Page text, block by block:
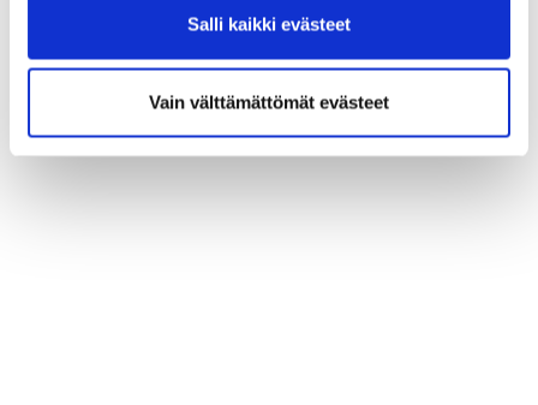
Salli kaikki evästeet
Vain välttämättömät evästeet